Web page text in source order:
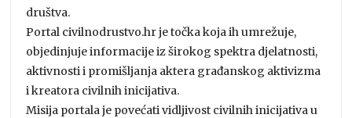
društva.
Portal civilnodrustvo.hr je točka koja ih umrežuje,
objedinjuje informacije iz širokog spektra djelatnosti,
aktivnosti i promišljanja aktera građanskog aktivizma
i kreatora civilnih inicijativa.
Misija portala je povećati vidljivost civilnih inicijativa u